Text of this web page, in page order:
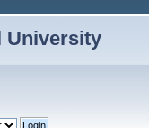
University